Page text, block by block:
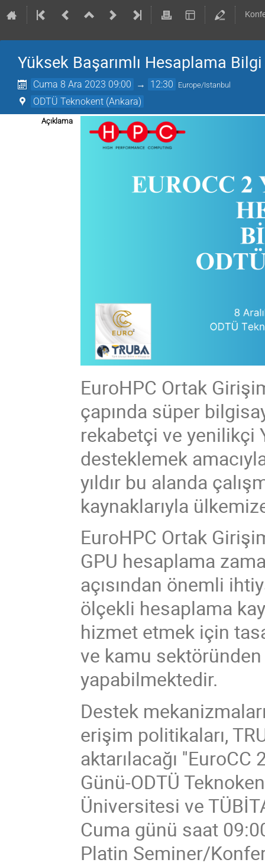
Yüksek Başarımlı Hesaplama
Cuma 8 Ara 2023 09:00 → 12:30 Europe/Istanbul
ODTÜ Teknokent (Ankara)
Açıklama
EuroHPC Ortak
çapında süper
rekabetçi ve yenilikçi
desteklemek
yıldır bu alanda
kaynaklarıyla
EuroHPC Ortak
GPU hesaplama
açısından önemli
ölçekli hesaplama
hizmet etmek için
ve kamu
yapabilmektedir.
Destek
erişim politikaları,
aktarılacağı ''EuroCC
Günü-ODTÜ
Üniversitesi ve
Cuma günü saat
Platin Seminer/